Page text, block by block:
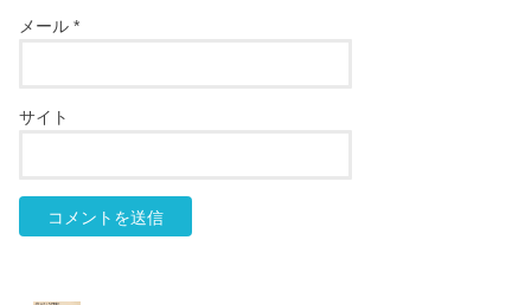
メール*
サイト